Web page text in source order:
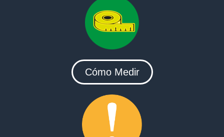
Cómo Medir